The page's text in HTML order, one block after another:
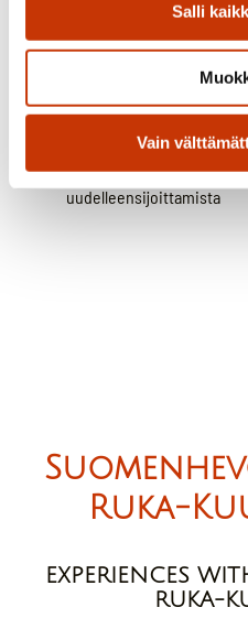
Salli
Vain
Aikuistumisen tuki, arjen
Itsenäisen arjen
Perheen
vanhemman tuki
Turvata lapsen kasvua ja
uudelleensijoittamista
Ruka-
EXPERIENCES
RUKA-